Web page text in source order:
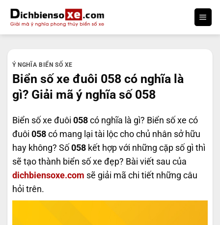
qua
nội
Ý NGHĨA BIỂN SỐ XE
Biển số xe đuôi 058 có nghĩa là
gì? Giải mã ý nghĩa số 058
Biển số xe đuôi 058 có nghĩa là gì? Biển số xe có
đuôi 058 có mang lại tài lộc cho chủ nhân sở hữu
hay không? Số 058 kết hợp với những cặp số gì thì
sẽ tạo thành biển số xe đẹp? Bài viết sau của
dichbiensoxe.com sẽ giải mã chi tiết những câu
hỏi trên.